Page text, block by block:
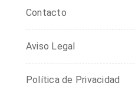
Contacto
Aviso Legal
Política de Privacidad